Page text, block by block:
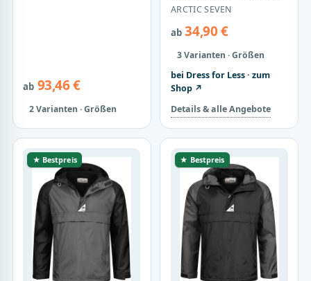
ab93,46 €
2 Varianten · Größen
Schwarz
ARCTIC SEVEN
ab34,90 €
3 Varianten · Größen
bei Dress for Less · zum
Shop ↗
Details & alle Angebote
★ Bestpreis ★ Bestpreis